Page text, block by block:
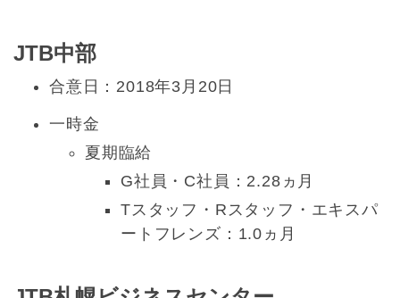
JTB中部
合意日：2018年3月20日
一時金
夏期臨給
G社員・C社員：2.28ヵ月
Tスタッフ・Rスタッフ・エキスパ
ートフレンズ：1.0ヵ月